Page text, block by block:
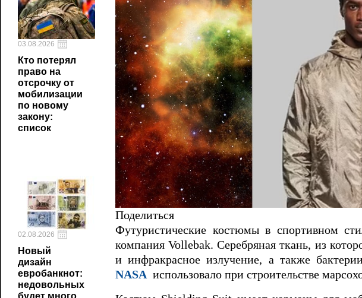
03.08.2026
Кто потерял
право на
отсрочку от
мобилизации
по новому
закону:
список
02.08.2026
Новый
дизайн
евробанкнот:
недовольных
будет много
Поделиться
Футуристические костюмы в спортивном
компания Vollebak. Серебряная ткань, из
и инфракрасное излучение, а также
NASA использовало при строительстве